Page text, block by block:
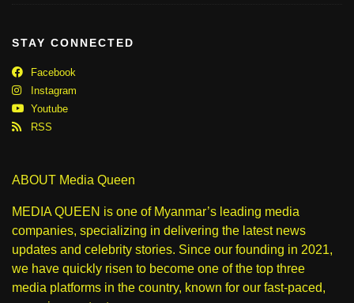
STAY CONNECTED
Facebook
Instagram
Youtube
RSS
ABOUT Media Queen
MEDIA QUEEN is one of Myanmar’s leading media
companies, specializing in delivering the latest news
updates and celebrity stories. Since our founding in 2021,
we have quickly risen to become one of the top three
media platforms in the country, known for our fast-paced,